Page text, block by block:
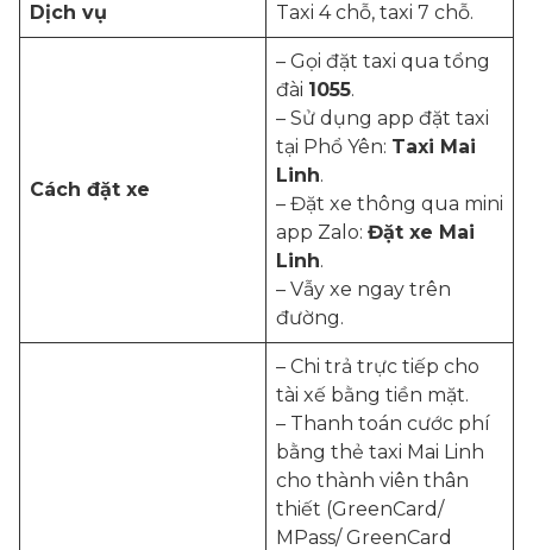
Dịch vụ Taxi 4 chỗ, taxi 7 chỗ.
Cách đặt xe
– Gọi đặt taxi qua tổng
đài 1055.
– Sử dụng app đặt taxi
tại Phổ Yên: Taxi Mai
Linh.
– Đặt xe thông qua mini
app Zalo: Đặt xe Mai
Linh.
– Vẫy xe ngay trên
đường.
– Chi trả trực tiếp cho
tài xế bằng tiền mặt.
– Thanh toán cước phí
bằng thẻ taxi Mai Linh
cho thành viên thân
thiết (GreenCard/
MPass/ GreenCard